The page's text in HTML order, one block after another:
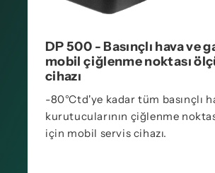
DP 500 - Basınçlı hava ve
mobil çiğlenme noktası
cihazı
-80°Ctd'ye kadar tüm basınçlı
kurutucularının çiğlenme
için mobil servis cihazı.